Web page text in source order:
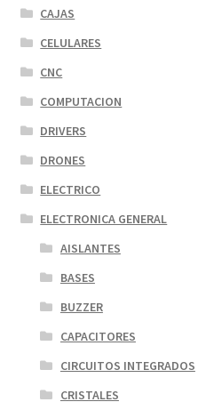
CAJAS
CELULARES
CNC
COMPUTACION
DRIVERS
DRONES
ELECTRICO
ELECTRONICA GENERAL
AISLANTES
BASES
BUZZER
CAPACITORES
CIRCUITOS INTEGRADOS
CRISTALES